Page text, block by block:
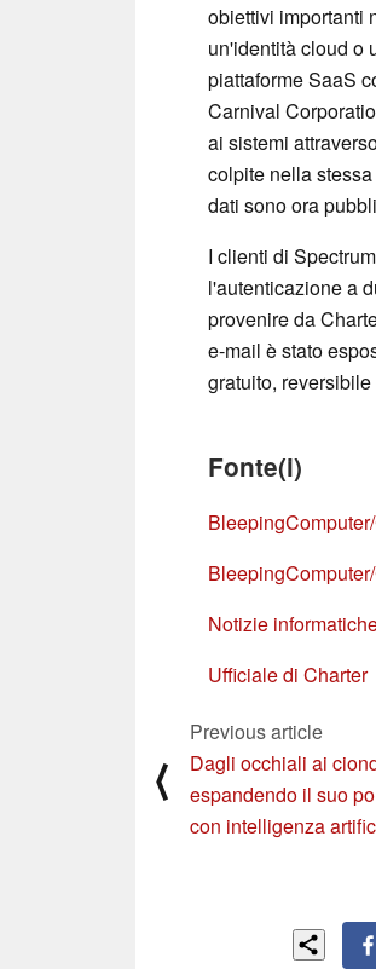
obiettivi importanti
un'identità cloud o
piattaforme SaaS
Carnival
ai sistemi
colpite nella
dati sono ora
I clienti di
l'autenticazione a
provenire da
e-mail è stato
gratuito,
Fonte(i)
Notizie
Ufficiale di Charter
⟨
Previous article
Dagli occhiali ai
espandendo il suo
con intelligenza